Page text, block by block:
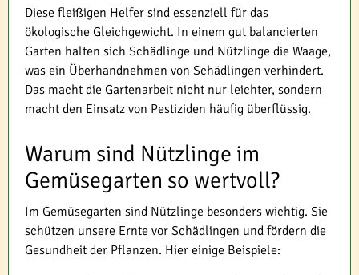
Diese fleißigen Helfer sind essenziell für das
ökologische Gleichgewicht. In einem gut balancierten
Garten halten sich Schädlinge und Nützlinge die Waage,
was ein Überhandnehmen von Schädlingen verhindert.
Das macht die Gartenarbeit nicht nur leichter, sondern
macht den Einsatz von Pestiziden häufig überflüssig.
Warum sind Nützlinge im
Gemüsegarten so wertvoll?
Im Gemüsegarten sind Nützlinge besonders wichtig. Sie
schützen unsere Ernte vor Schädlingen und fördern die
Gesundheit der Pflanzen. Hier einige Beispiele: